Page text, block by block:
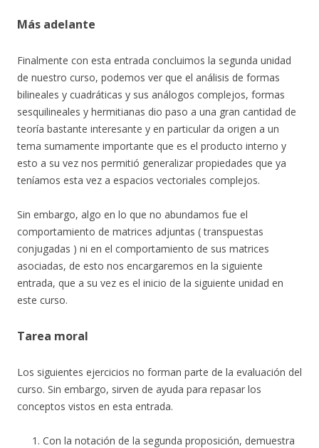
Más adelante
Finalmente con esta entrada concluimos la segunda unidad
de nuestro curso, podemos ver que el análisis de formas
bilineales y cuadráticas y sus análogos complejos, formas
sesquilineales y hermitianas dio paso a una gran cantidad de
teoría bastante interesante y en particular da origen a un
tema sumamente importante que es el producto interno y
esto a su vez nos permitió generalizar propiedades que ya
teníamos esta vez a espacios vectoriales complejos.
Sin embargo, algo en lo que no abundamos fue el
comportamiento de matrices adjuntas ( transpuestas
conjugadas ) ni en el comportamiento de sus matrices
asociadas, de esto nos encargaremos en la siguiente
entrada, que a su vez es el inicio de la siguiente unidad en
este curso.
Tarea moral
Los siguientes ejercicios no forman parte de la evaluación del
curso. Sin embargo, sirven de ayuda para repasar los
conceptos vistos en esta entrada.
Con la notación de la segunda proposición, demuestra